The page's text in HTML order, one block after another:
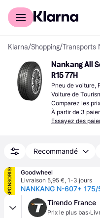
Acheter avec Klarna
Klarna/Shopping/Transports
Nankang All
R15 77H
Pneu de voiture,
Voiture de
(210 km/h)
Comparez les
À partir de 3
Essayez des
Recommandé
SPONSORISÉ
Goodwheel
Livraison 5,95 €, 1-3 jours
Tirendo France
Prix le plus bas·